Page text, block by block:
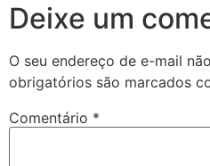
Deixe um
O seu endereço de e-mail
obrigatórios são marcados
Comentário *